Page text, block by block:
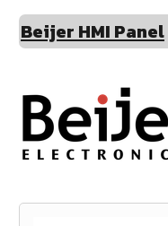
Beijer HMI Panel